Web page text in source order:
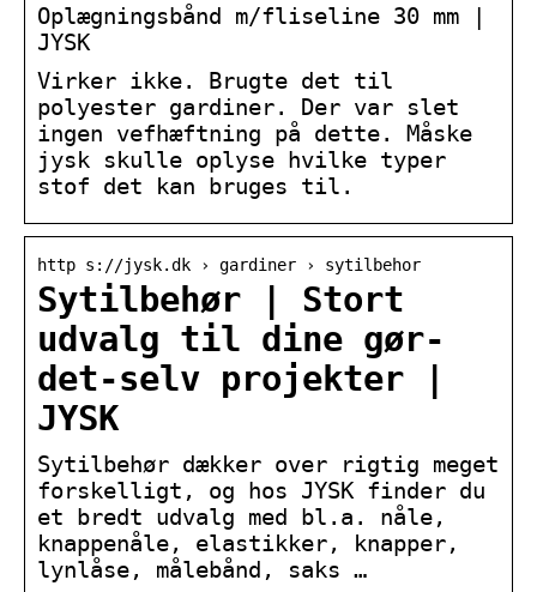
Oplægningsbånd m/fliseline 30 mm |
JYSK
Virker ikke. Brugte det til
polyester gardiner. Der var slet
ingen vefhæftning på dette. Måske
jysk skulle oplyse hvilke typer
stof det kan bruges til.
http s://jysk.dk › gardiner › sytilbehor
Sytilbehør | Stort
udvalg til dine gør-
det-selv projekter |
JYSK
Sytilbehør dækker over rigtig meget
forskelligt, og hos JYSK finder du
et bredt udvalg med bl.a. nåle,
knappenåle, elastikker, knapper,
lynlåse, målebånd, saks …